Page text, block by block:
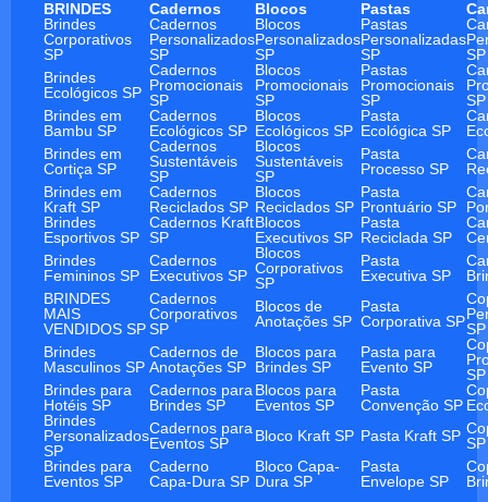
BRINDES
Cadernos Blocos Pastas
Brindes
Corporativos
SP
Cadernos
Personalizados
SP
Blocos
Personalizados
SP
Pastas
Personalizadas
SP
SP
Brindes
Ecológicos SP
Cadernos
Promocionais
SP
Blocos
Promocionais
SP
Pastas
Promocionais
SP
SP
Brindes em
Bambu SP
Cadernos
Ecológicos SP
Blocos
Ecológicos SP
Pasta
Ecológica SP
Brindes em
Cortiça SP
Cadernos
Sustentáveis
SP
Blocos
Sustentáveis
SP
Pasta
Processo SP
Brindes em
Kraft SP
Cadernos
Reciclados SP
Blocos
Reciclados SP
Pasta
Prontuário SP
Brindes
Esportivos SP
Cadernos Kraft
SP
Blocos
Executivos SP
Pasta
Reciclada SP
Brindes
Femininos SP
Cadernos
Executivos SP
Blocos
Corporativos
SP
Pasta
Executiva SP
BRINDES
MAIS
VENDIDOS SP
Cadernos
Corporativos
SP
Blocos de
Anotações SP
Pasta
Corporativa SPSP
Brindes
Masculinos SP
Cadernos de
Anotações SP
Blocos para
Brindes SP
Pasta para
Evento SP
SP
Brindes para
Hotéis SP
Cadernos para
Brindes SP
Blocos para
Eventos SP
Pasta
Convenção SP
Brindes
Personalizados
SP
Cadernos para
Eventos SP
Bloco Kraft SP Pasta Kraft SP SP
Brindes para
Eventos SP
Caderno
Capa-Dura SP
Bloco Capa-
Dura SP
Pasta
Envelope SP